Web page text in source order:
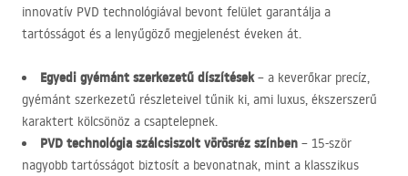
innovatív PVD technológiával bevont felület garantálja a
tartósságot és a lenyűgöző megjelenést éveken át.
Egyedi gyémánt szerkezetű díszítések– a keverőkar precíz,
gyémánt szerkezetű részleteivel tűnik ki, ami luxus, ékszerszerű
karaktert kölcsönöz a csaptelepnek.
PVD technológia szálcsiszolt vörösréz színben – 15-ször
nagyobb tartósságot biztosít a bevonatnak, mint a klasszikus